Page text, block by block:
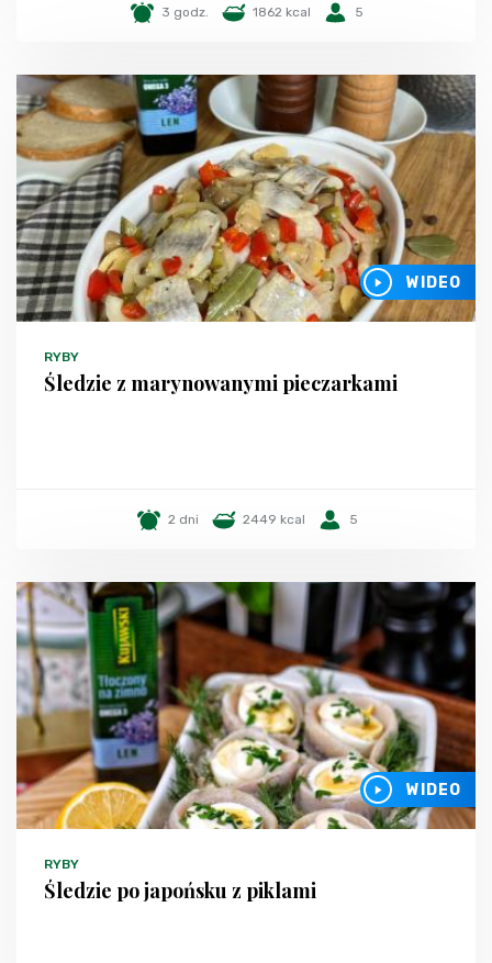
3 godz. 1862 kcal 5
WIDEO
RYBY
Śledzie z marynowanymi pieczarkami
2 dni 2449 kcal 5
WIDEO
RYBY
Śledzie po japońsku z piklami